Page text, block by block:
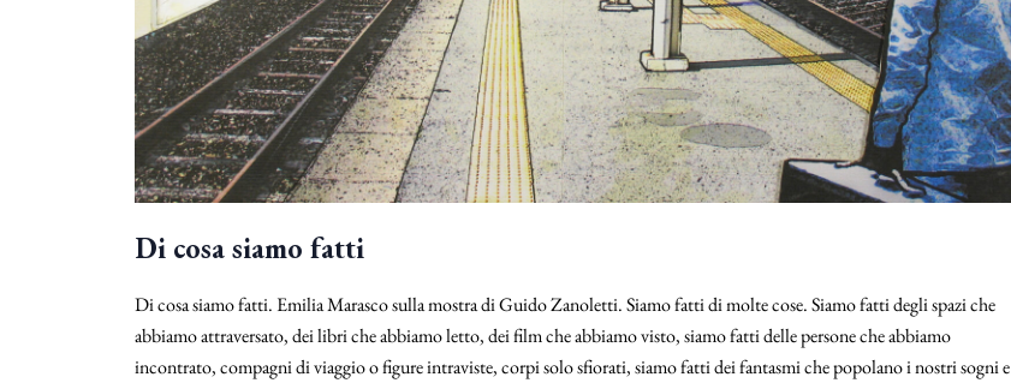
Di cosa siamo fatti
Di cosa siamo fatti. Emilia Marasco sulla mostra di Guido Zanoletti. Siamo fatti di molte cose. Siamo fatti degli spazi che
abbiamo attraversato, dei libri che abbiamo letto, dei film che abbiamo visto, siamo fatti delle persone che abbiamo
incontrato, compagni di viaggio o figure intraviste, corpi solo sfiorati, siamo fatti dei fantasmi che popolano i nostri sogni e